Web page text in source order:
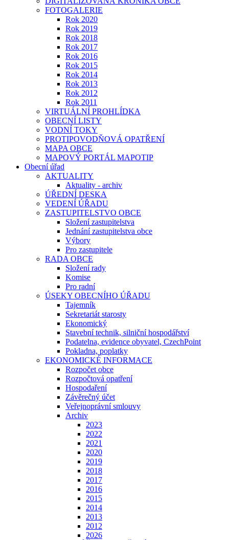
FOTOGALERIE
Rok 2020
Rok 2019
Rok 2018
Rok 2017
Rok 2016
Rok 2015
Rok 2014
Rok 2013
Rok 2012
Rok 2011
VIRTUÁLNÍ PROHLÍDKA
OBECNÍ LISTY
VODNÍ TOKY
PROTIPOVODŇOVÁ OPATŘENÍ
MAPA OBCE
MAPOVÝ PORTÁL MAPOTIP
Obecní úřad
AKTUALITY
Aktuality - archiv
ÚŘEDNÍ DESKA
VEDENÍ ÚŘADU
ZASTUPITELSTVO OBCE
Složení zastupitelstva
Jednání zastupitelstva obce
Výbory
Pro zastupitele
RADA OBCE
Složení rady
Komise
Pro radní
ÚSEKY OBECNÍHO ÚŘADU
Tajemník
Sekretariát starosty
Ekonomický
Stavební technik, silniční hospodářství
Podatelna, evidence obyvatel, CzechPoint
Pokladna, poplatky
EKONOMICKÉ INFORMACE
Rozpočet obce
Rozpočtová opatření
Hospodaření
Závěrečný účet
Veřejnoprávní smlouvy
Archiv
2023
2022
2021
2020
2019
2018
2017
2016
2015
2014
2013
2012
2026